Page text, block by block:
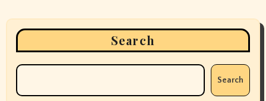
Search
Search